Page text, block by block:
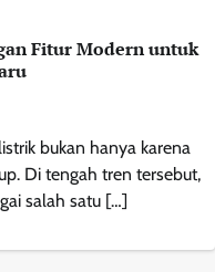
Fitur Modern untuk
bukan hanya karena
Di tengah tren tersebut,
salah satu […]